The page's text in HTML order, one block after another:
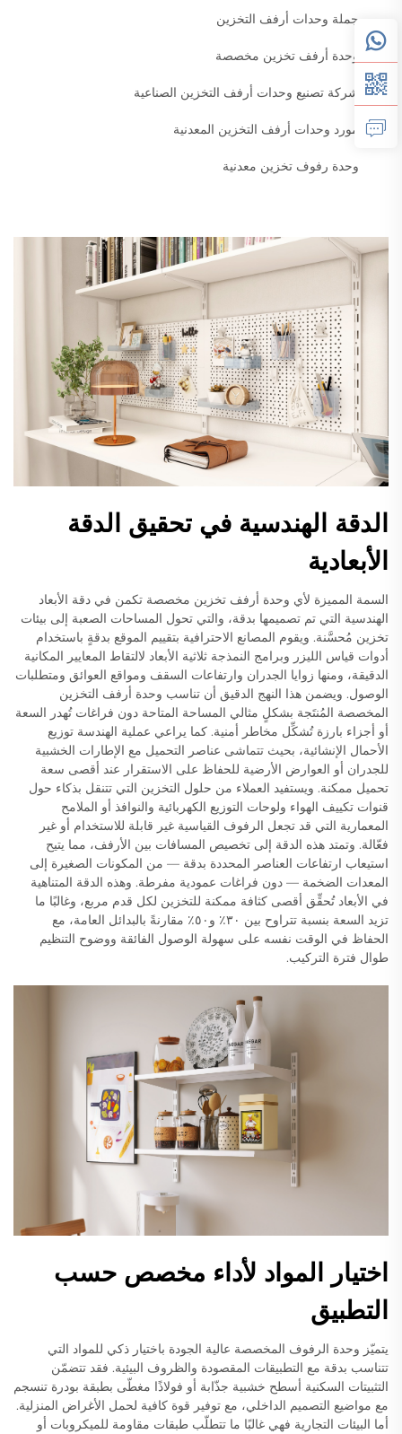
جملة وحدات أرفف التخزين
وحدة أرفف تخزين مخصصة
شركة تصنيع وحدات أرفف التخزين الصناعية
مورد وحدات أرفف التخزين المعدنية
وحدة رفوف تخزين معدنية
الدقة الهندسية في تحقيق الدقة
الأبعادية
السمة المميزة لأي وحدة أرفف تخزين مخصصة تكمن في دقة الأبعاد
الهندسية التي تم تصميمها بدقة، والتي تحول المساحات الصعبة إلى بيئات
تخزين مُحسَّنة. ويقوم المصانع الاحترافية بتقييم الموقع بدقةٍ باستخدام
أدوات قياس الليزر وبرامج النمذجة ثلاثية الأبعاد لالتقاط المعايير المكانية
الدقيقة، ومنها زوايا الجدران وارتفاعات السقف ومواقع العوائق ومتطلبات
الوصول. ويضمن هذا النهج الدقيق أن تناسب وحدة أرفف التخزين
المخصصة المُنتَجة بشكلٍ مثالي المساحة المتاحة دون فراغات تُهدر السعة
أو أجزاء بارزة تُشكِّل مخاطر أمنية. كما يراعي عملية الهندسة توزيع
الأحمال الإنشائية، بحيث تتماشى عناصر التحميل مع الإطارات الخشبية
للجدران أو العوارض الأرضية للحفاظ على الاستقرار عند أقصى سعة
تحميل ممكنة. ويستفيد العملاء من حلول التخزين التي تتنقل بذكاء حول
قنوات تكييف الهواء ولوحات التوزيع الكهربائية والنوافذ أو الملامح
المعمارية التي قد تجعل الرفوف القياسية غير قابلة للاستخدام أو غير
فعّالة. وتمتد هذه الدقة إلى تخصيص المسافات بين الأرفف، مما يتيح
استيعاب ارتفاعات العناصر المحددة بدقة — من المكونات الصغيرة إلى
المعدات الضخمة — دون فراغات عمودية مفرطة. وهذه الدقة المتناهية
في الأبعاد تُحقِّق أقصى كثافة ممكنة للتخزين لكل قدم مربع، وغالبًا ما
تزيد السعة بنسبة تتراوح بين ٣٠٪ و٥٠٪ مقارنةً بالبدائل العامة، مع
الحفاظ في الوقت نفسه على سهولة الوصول الفائقة ووضوح التنظيم
طوال فترة التركيب.
اختيار المواد لأداء مخصص حسب
التطبيق
يتميّز وحدة الرفوف المخصصة عالية الجودة باختيار ذكي للمواد التي
تتناسب بدقة مع التطبيقات المقصودة والظروف البيئية. فقد تتضمّن
التثبيتات السكنية أسطح خشبية جذّابة أو فولاذًا مغطّى بطبقة بودرة تنسجم
مع مواضيع التصميم الداخلي، مع توفير قوة كافية لحمل الأغراض المنزلية.
أما البيئات التجارية فهي غالبًا ما تتطلّب طبقات مقاومة للميكروبات أو